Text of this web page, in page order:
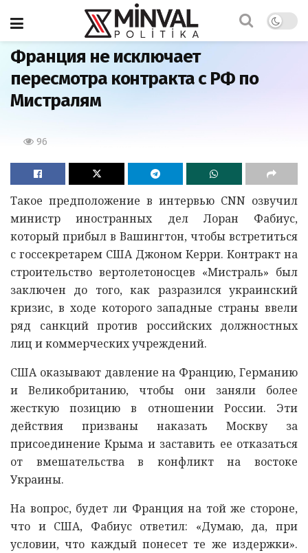
Главная
Франция не исключает
пересмотра контракта с РФ по
Мистралям
96
Такое предположение в интервью CNN озвучил
министр иностранных дел Лоран Фабиус,
который прибыл в Вашингтон, чтобы встретиться
с госсекретарем США Джоном Керри. Контракт на
строительство вертолетоносцев «Мистраль» был
заключен до того, как разразился украинский
кризис, в ходе которого западные страны ввели
ряд санкций против российских должностных
лиц и коммерческих учреждений.
США оказывают давление на Францию, Германию
и Великобританию, чтобы они заняли более
жесткую позицию в отношении России. Эти
действия призваны наказать Москву за
присоединение Крыма и заставить ее отказаться
от вмешательства в конфликт на востоке
Украины.
На вопрос, будет ли Франция на той же стороне,
что и США, Фабиус ответил: «Думаю, да, при
условии, что каждый понесет те же издержки».